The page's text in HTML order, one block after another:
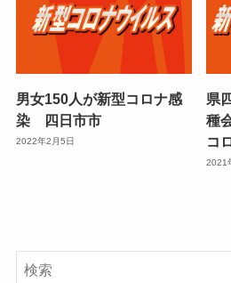
男女150人が新型コロナ感
染 四日市市
2022年2月5日
県
種
コ
2021